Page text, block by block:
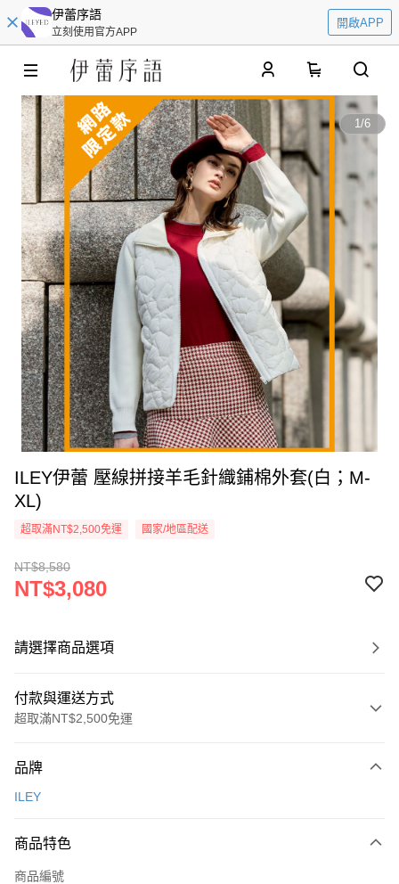
伊蕾序語
立刻使用官方APP
開啟APP
1/6
ILEY伊蕾 壓線拼接羊毛針織鋪棉外套(白；M-
XL)
超取滿NT$2,500免運 國家/地區配送
NT$8,580
NT$3,080
請選擇商品選項
付款與運送方式
超取滿NT$2,500免運
信用卡一次付款
3 期 0 利率 每期
合作金庫商業銀行
超商取貨付款
品牌
ILEY
商品特色
商品編號